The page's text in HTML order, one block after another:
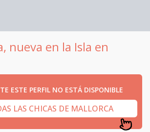
nueva en la Isla en
ESTE PERFIL NO ESTÁ DISPONIBLE
LAS CHICAS DE MALLORCA